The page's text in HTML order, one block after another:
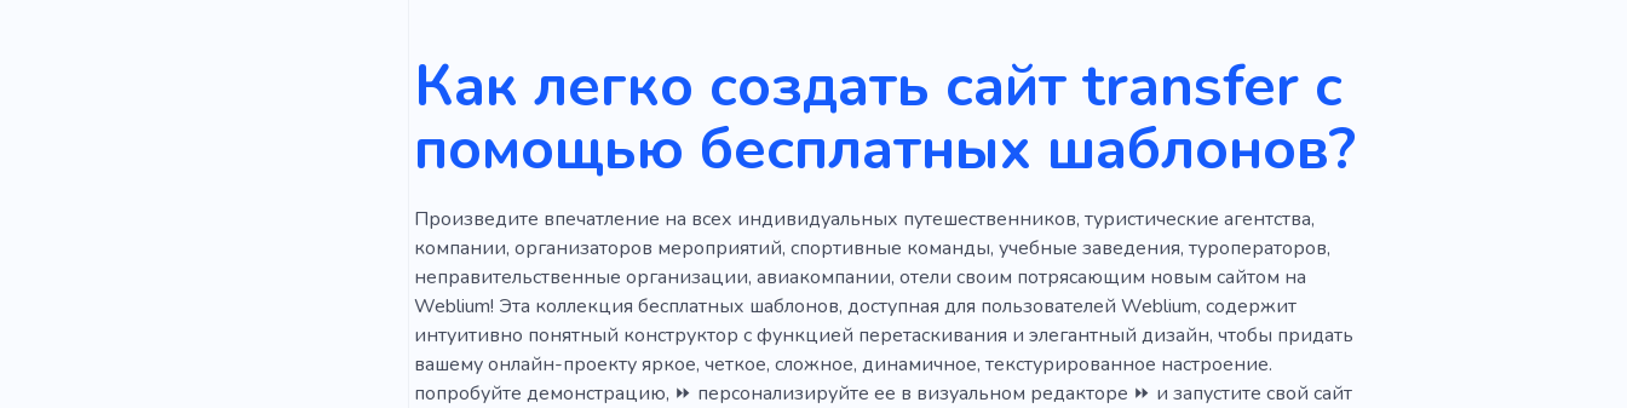
Пассажиры
Город Точка доступа Танзания Гонка Дайвинг-тур
Дайвинг
Полет
Узлы Шаттл Воды YouTube Поезд Путешествие
Кредит
Покупка
Кредитор Кредитование Банковское дело Долг
Кения
Парапланеризм
Пляжи Чемоданы Вселенная За границей
Такси
Транспортировка
Безопасное вождение Такси Служба такси
Аренда автомобиля
Водитель такси
Транспорт Диспетчерский персонал Норвегия
Пейзажи
Как легко создать сайт transfer с
помощью бесплатных шаблонов?
Произведите впечатление на всех индивидуальных путешественников, туристические агентства,
компании, организаторов мероприятий, спортивные команды, учебные заведения, туроператоров,
неправительственные организации, авиакомпании, отели своим потрясающим новым сайтом на
Weblium! Эта коллекция бесплатных шаблонов, доступная для пользователей Weblium, содержит
интуитивно понятный конструктор с функцией перетаскивания и элегантный дизайн, чтобы придать
вашему онлайн-проекту яркое, четкое, сложное, динамичное, текстурированное настроение.
попробуйте демонстрацию, ⏩ персонализируйте ее в визуальном редакторе ⏩ и запустите свой сайт